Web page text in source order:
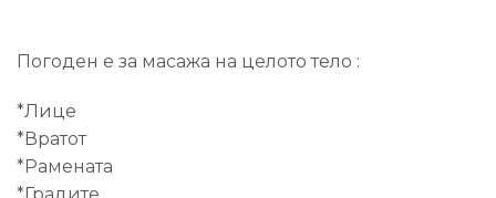
Погоден е за масажа на целото тело :
*Лице
*Вратот
*Рамената